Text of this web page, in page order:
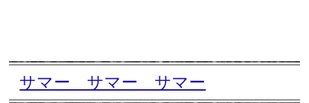
サマー サマー サマー